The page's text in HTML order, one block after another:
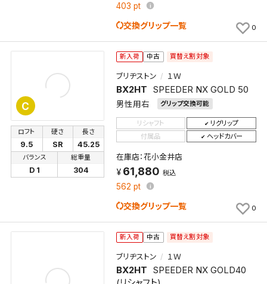
403 pt
交換グリップ一覧 0
C
新入荷 中古 買替え割対象
ブリヂストン １Ｗ
BX2HT SPEEDER NX GOLD 50
男性用右 グリップ交換可能
ロフト
9.5
硬さ
SR
長さ
45.25
バランス
D 1
総重量
304
リシャフト
リグリップ
付属品
ヘッドカバー
在庫店：花小金井店
61,880 税込
562 pt
交換グリップ一覧 0
新入荷 中古 買替え割対象
ブリヂストン １Ｗ
BX2HT SPEEDER NX GOLD40